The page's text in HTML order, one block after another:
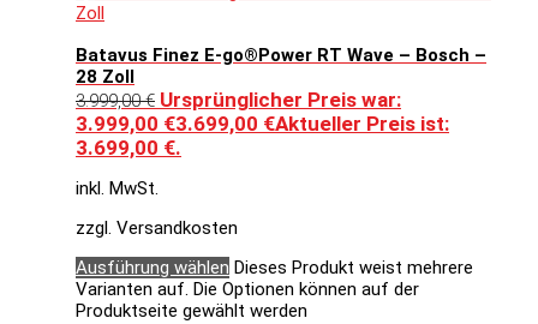
Batavus Finez E-go®Power RT Wave – Bosch –
28 Zoll
3.999,00€ Ursprünglicher Preis war:
3.999,00 €3.699,00 €Aktueller Preis ist:
3.699,00 €.
inkl. MwSt.
zzgl. Versandkosten
Ausführung wählen Dieses Produkt weist mehrere
Varianten auf. Die Optionen können auf der
Produktseite gewählt werden